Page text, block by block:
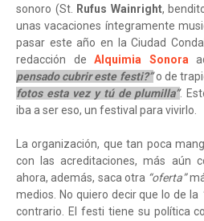
sonoro (St. Rufus Wainright,
unas vacaciones íntegramente
pasar este año en la Ciudad
redacción deAlquimia Sonora
pensado cubrir este festi?”o de
fotos esta vez y tú de plumilla”.
iba a ser eso, un festival para vivirlo.
La organización, que tan poca
con las acreditaciones, más aún
ahora, además, saca otra “oferta”
medios. No quiero decir que lo de la
contrario. El festi tiene su política